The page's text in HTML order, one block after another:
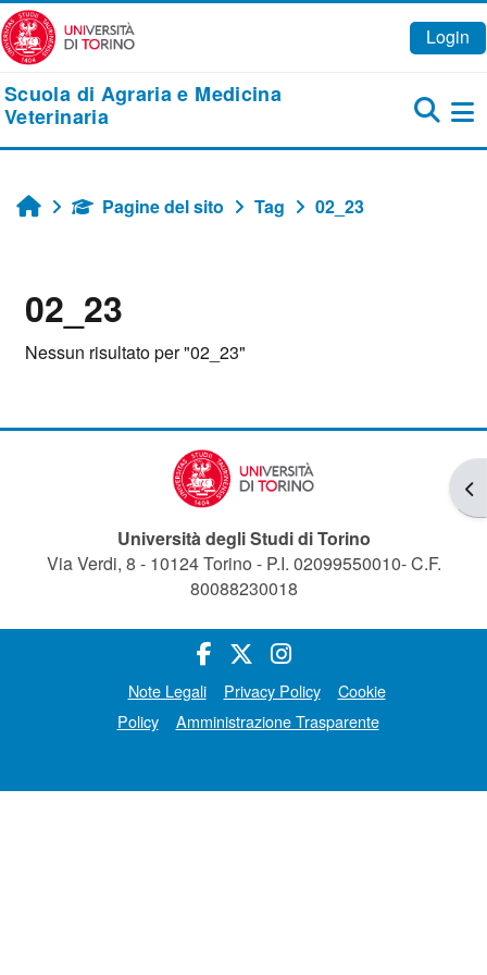
Vai al contenuto principale
Login
Scuola di Agraria e Medicina
Veterinaria
HomePagine del sito Tag 02_23
02_23
Nessun risultato per "02_23"
Università degli Studi di Torino
Via Verdi, 8 - 10124 Torino - P.I. 02099550010- C.F.
80088230018
Note Legali Privacy Policy
Cookie
Policy
Amministrazione Trasparente